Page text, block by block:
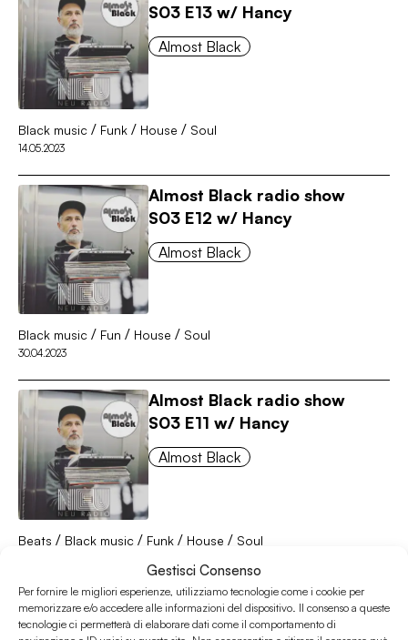
Gestisci Consenso
Per fornire le migliori esperienze, utilizziamo tecnologie come i cookie per
memorizzare e/o accedere alle informazioni del dispositivo. Il consenso a queste
tecnologie ci permetterà di elaborare dati come il comportamento di
S03 E13 w/ Hancy
Almost Black
Black music / Funk / House / Soul
14.05.2023
Almost Black radio show
S03 E12 w/ Hancy
Almost Black
Black music / Fun / House / Soul
30.04.2023
Almost Black radio show
S03 E11 w/ Hancy
Almost Black
Beats / Black music / Funk / House / Soul
Almost Black radio show
S03 E10 w/ Hancy